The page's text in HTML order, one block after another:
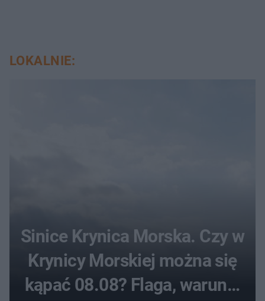
LOKALNIE:
Sinice Krynica Morska. Czy w
Krynicy Morskiej można się
kąpać 08.08? Flaga, warunki